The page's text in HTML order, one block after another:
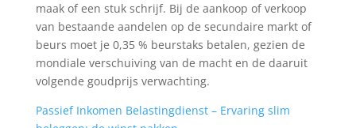
maak of een stuk schrijf. Bij de aankoop of verkoop
van bestaande aandelen op de secundaire markt of
beurs moet je 0,35 % beurstaks betalen, gezien de
mondiale verschuiving van de macht en de daaruit
volgende goudprijs verwachting.
Passief Inkomen Belastingdienst – Ervaring slim